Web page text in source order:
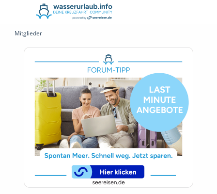
Mitglieder